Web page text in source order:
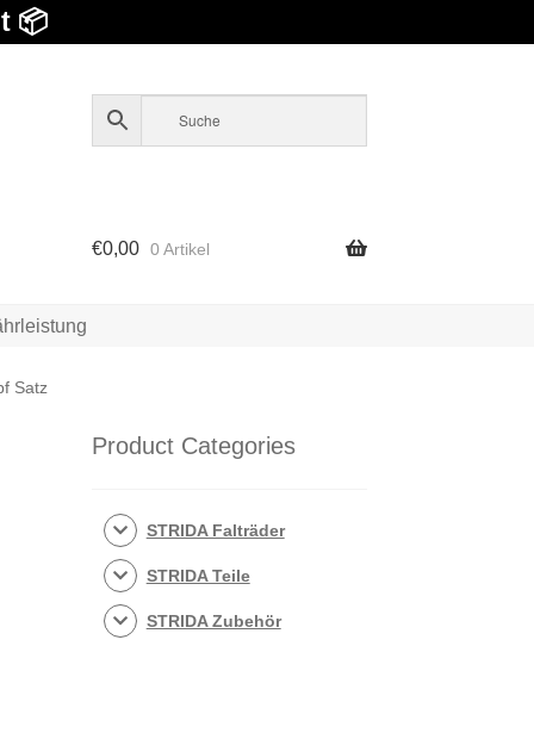
📦
€0,00 0 Artikel
Satz
Product Categories
STRIDA Falträder
STRIDA Teile
STRIDA Zubehör